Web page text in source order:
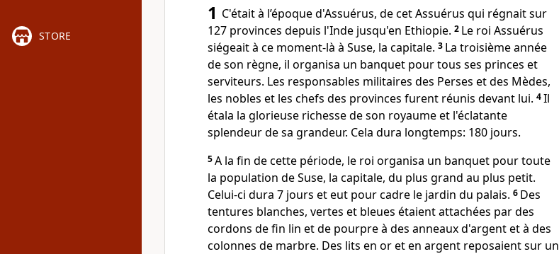
STORE
1 C'était à l’époque d'Assuérus, de cet Assuérus qui régnait sur
127 provinces depuis l'Inde jusqu'en Ethiopie. 2 Le roi Assuérus
siégeait à ce moment-là à Suse, la capitale. 3 La troisième année
de son règne, il organisa un banquet pour tous ses princes et
serviteurs. Les responsables militaires des Perses et des Mèdes,
les nobles et les chefs des provinces furent réunis devant lui. 4Il
étala la glorieuse richesse de son royaume et l'éclatante
splendeur de sa grandeur. Cela dura longtemps: 180 jours.
5A la fin de cette période, le roi organisa un banquet pour toute
la population de Suse, la capitale, du plus grand au plus petit.
Celui-ci dura 7 jours et eut pour cadre le jardin du palais. 6 Des
tentures blanches, vertes et bleues étaient attachées par des
cordons de fin lin et de pourpre à des anneaux d'argent et à des
colonnes de marbre. Des lits en or et en argent reposaient sur un